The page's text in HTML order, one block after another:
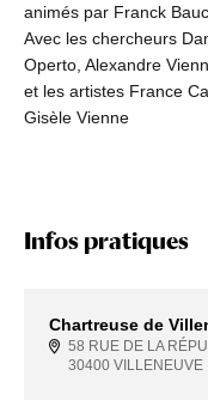
animés par Franck
Avec les chercheurs
Operto, Alexandre
et les artistes France
Gisèle Vienne
Infos pratiques
Chartreuse de
58 RUE DE LA
30400 VILLENEUVE